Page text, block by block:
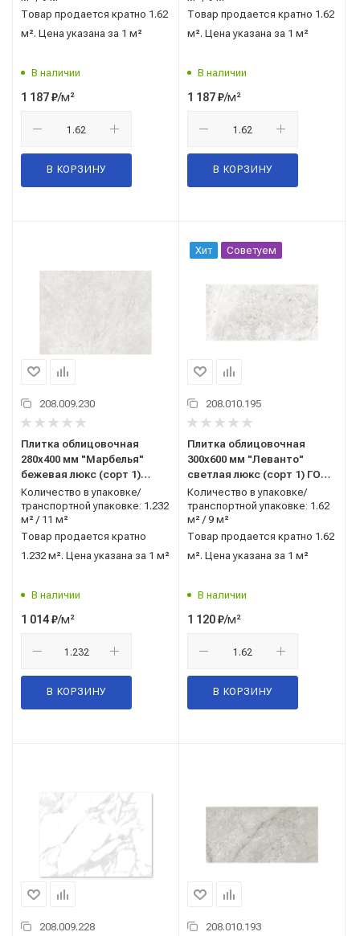
Товар продается кратно 1.62
м². Цена указана за 1 м²
В наличии
1 187₽/м²
В КОРЗИНУ
Товар продается кратно 1.62
м². Цена указана за 1 м²
В наличии
1 187₽/м²
В КОРЗИНУ
208.009.230
Плитка облицовочная
280x400 мм "Марбелья"
бежевая люкс (сорт 1)
ГОСТ 13996-2019 AXIMA
(Россия)
Количество в упаковке/
транспортной упаковке: 1.232
м² / 11 м²
Товар продается кратно
1.232 м². Цена указана за 1 м²
В наличии
1 014₽/м²
В КОРЗИНУ
Хит Советуем
208.010.195
Плитка облицовочная
300x600 мм "Леванто"
светлая люкс (сорт 1) ГОСТ
13996-2019 AXIMA (Россия)
Количество в упаковке/
транспортной упаковке: 1.62
м² / 9 м²
Товар продается кратно 1.62
м². Цена указана за 1 м²
В наличии
1 120₽/м²
В КОРЗИНУ
208.009.228 208.010.193